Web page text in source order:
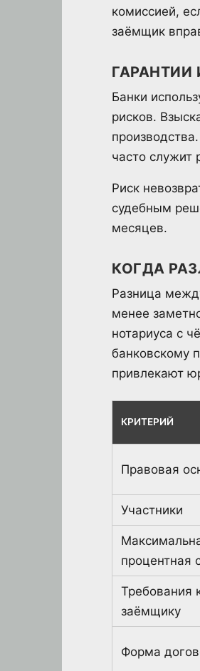
комиссией,
заёмщик
ГАРАНТИИ
Банки
рисков.
часто служит
Риск
судебным
месяцев.
КОГДА
Разница
менее
нотариуса с
банковскому
привлекают
КРИТЕРИЙ
Правовая
Участники
процентная
Требования
заёмщику
Форма